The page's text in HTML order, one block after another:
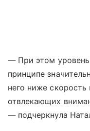
— При этом уровень
принципе
него ниже
отвлекающих
— подчеркнула